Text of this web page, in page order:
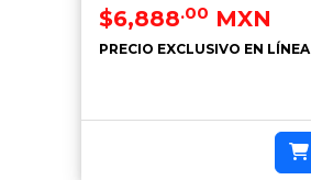
$6,888.00 MXN
PRECIO EXCLUSIVO EN LÍNEA